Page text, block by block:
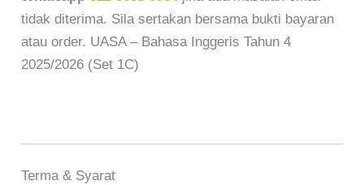
tidak diterima. Sila sertakan bersama bukti bayaran
atau order. UASA – Bahasa Inggeris Tahun 4
2025/2026 (Set 1C)
Terma & Syarat